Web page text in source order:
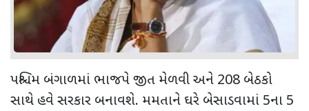
પશ્ચિમ બંગાળમાં ભાજપે જીત મેળવી અને 208 બેઠકો
સાથે હવે સરકાર બનાવશે. મમતાને ઘરે બેસાડવામાં 5ના 5